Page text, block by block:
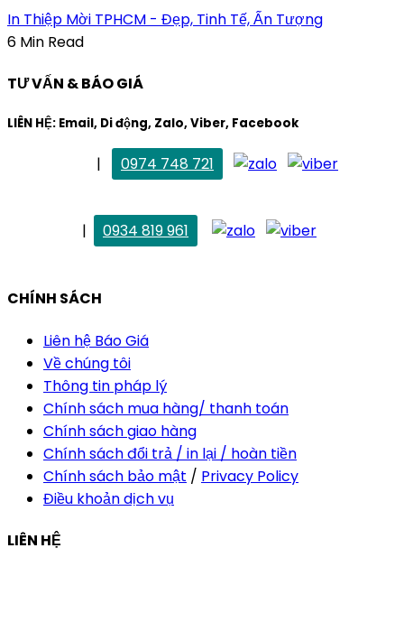
In Thiệp Mời TPHCM - Đẹp, Tinh Tế, Ấn Tượng
6 Min Read
TƯ VẤN & BÁO GIÁ
LIÊN HỆ: Email, Di động, Zalo, Viber, Facebook
|
0974 748 721
|
0934 819 961
CHÍNH SÁCH
Liên hệ Báo Giá
Về chúng tôi
Thông tin pháp lý
Chính sách mua hàng/ thanh toán
Chính sách giao hàng
Chính sách đổi trả / in lại / hoàn tiền
Chính sách bảo mật / Privacy Policy
Điều khoản dịch vụ
LIÊN HỆ